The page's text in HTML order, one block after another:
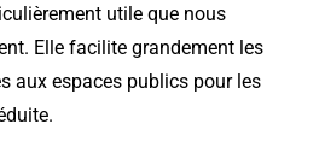
utile que nous
Elle facilite grandement les
aux espaces publics pour les